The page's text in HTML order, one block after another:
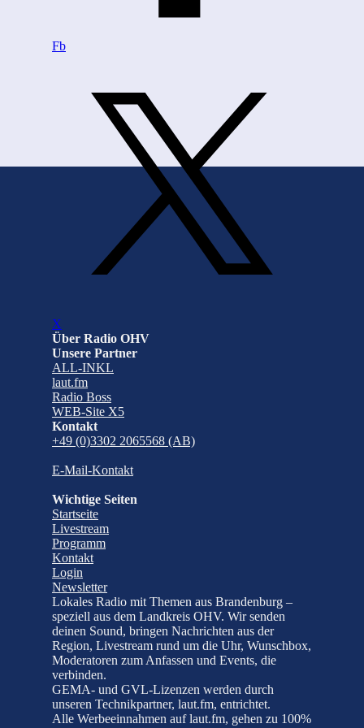
Fb
X
Über Radio OHV
Unsere Partner
ALL-INKL
laut.fm
Radio Boss
WEB-Site X5
Kontakt
+49 (0)3302 2065568 (AB)
E-Mail-Kontakt
Wichtige Seiten
Startseite
Livestream
Programm
Kontakt
Login
Newsletter
Lokales Radio mit Themen aus Brandenburg –
speziell aus dem Landkreis OHV. Wir senden
deinen Sound, bringen Nachrichten aus der
Region, Livestream rund um die Uhr, Wunschbox,
Moderatoren zum Anfassen und Events, die
verbinden.
GEMA- und GVL-Lizenzen werden durch
unseren Technikpartner, laut.fm, entrichtet.
Alle Werbeeinnahmen auf laut.fm, gehen zu 100%